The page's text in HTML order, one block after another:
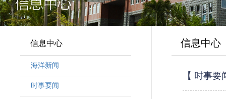
信息中心
海洋新闻
时事要闻
信息中心
【 时事